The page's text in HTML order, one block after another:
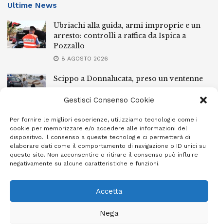
Gestisci Consenso Cookie
Per fornire le migliori esperienze, utilizziamo tecnologie come i
cookie per memorizzare e/o accedere alle informazioni del
dispositivo. Il consenso a queste tecnologie ci permetterà di
elaborare dati come il comportamento di navigazione o ID unici su
questo sito. Non acconsentire o ritirare il consenso può influire
negativamente su alcune caratteristiche e funzioni.
Accetta
Nega
Ultime News
Ubriachi alla guida, armi improprie e un
arresto: controlli a raffica da Ispica a
Pozzallo
8 AGOSTO 2026
Scippo a Donnalucata, preso un ventenne
8 AGOSTO 2026
Ragusa, arrestato perché non rispettava le
prescrizioni di stare lontano dalla casa
familiare
7 AGOSTO 2026